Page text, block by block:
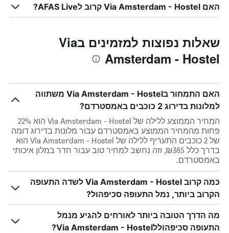
האם Via Amsterdam - Hostel קרוב לAFAS Live?
שאלות נפוצות למזמינים בVia
Amsterdam - Hostel
האם התמחור בVia Amsterdam - Hostel משתווה
למלונות בדירוג 2 כוכבים באמסטרדם?
המחיר הממוצע ללילה של Via Amsterdam - Hostel הוא 22%
פחות מהמחיר הממוצע באמסטרדם עבור מלונות בדירוג דומה
של 2 כוכבים התעריף ללילה של Via Amsterdam - Hostel הוא
בדרך כלל ₪365, וזה נחשב למחיר טוב עבור חדר במלון איכותי
באמסטרדם.
כמה קרוב Via Amsterdam - Hostel לשדה התעופה
הקרוב ביותר, נמל התעופה סכיפהול?
מה הדרך הטובה ביותר לאורחים להגיע מנמל
התעופה סכיפהוללVia Amsterdam - Hostel?